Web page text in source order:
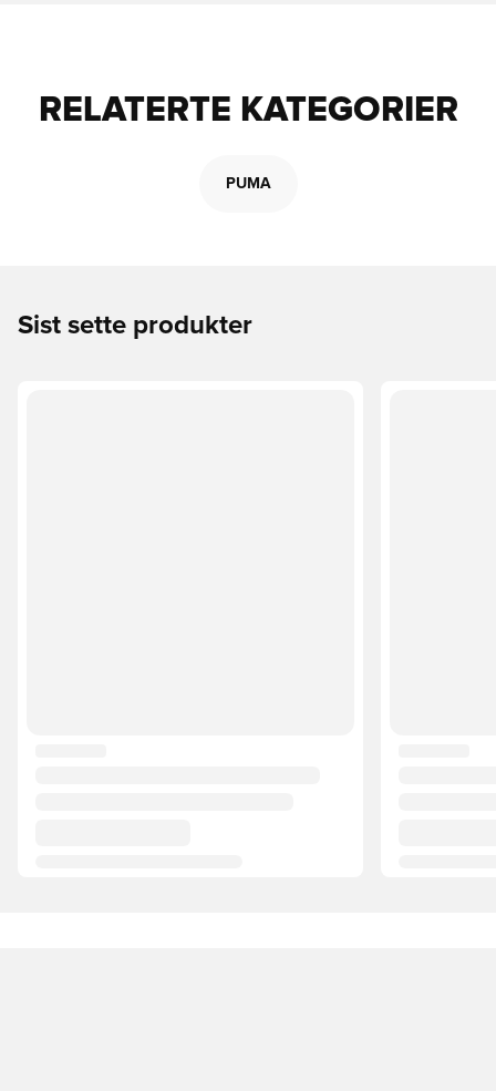
RELATERTE KATEGORIER
PUMA
Sist sette produkter